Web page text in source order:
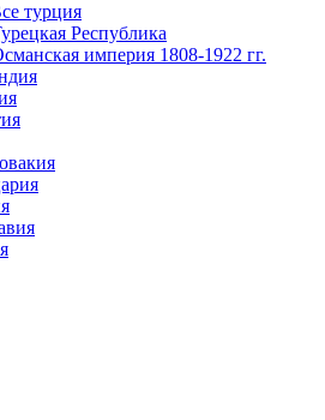
турция
Республика
империя 1808-1922 гг.